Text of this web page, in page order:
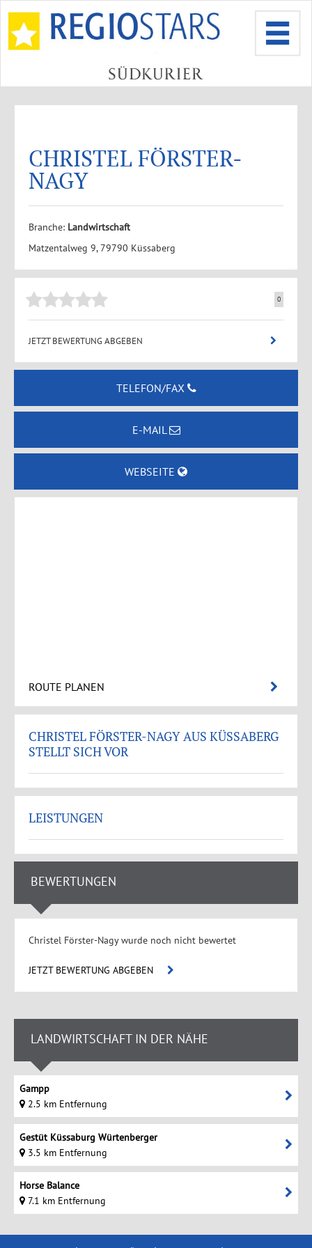
CHRISTEL FÖRSTER-
NAGY
Branche: Landwirtschaft
Matzentalweg 9, 79790 Küssaberg
0
JETZT BEWERTUNG ABGEBEN
TELEFON/FAX
E-MAIL
WEBSEITE
ROUTE PLANEN
CHRISTEL FÖRSTER-NAGY AUS KÜSSABERG
STELLT SICH VOR
LEISTUNGEN
BEWERTUNGEN
Christel Förster-Nagy wurde noch nicht bewertet
JETZT BEWERTUNG ABGEBEN
LANDWIRTSCHAFT IN DER NÄHE
Gampp
2.5 km Entfernung
Gestüt Küssaburg Würtenberger
3.5 km Entfernung
Horse Balance
7.1 km Entfernung